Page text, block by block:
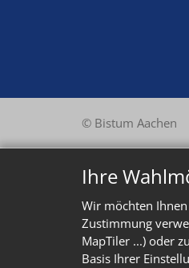
Ihre
Wir möchten
Zustimmung
MapTiler ...) oder
Basis Ihrer
© Bistum Aachen